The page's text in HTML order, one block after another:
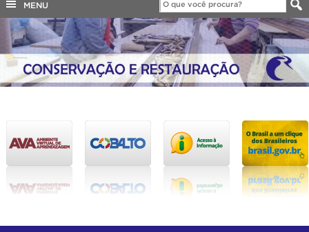
Canais
COBALTO
CONCURSOS
EDITAIS
INTERNACIONAL
TELEFONES
MENU